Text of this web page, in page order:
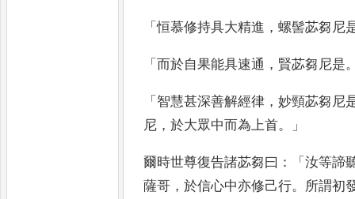
「恒慕修持具大精進 ，螺髻苾芻尼
「而於自果能具速通 ， 賢苾芻尼是
「 智慧甚深善解經律 ，妙頸苾芻尼
尼 ，於大眾中而為上首。」
爾時世尊復告諸苾芻曰 ：「汝等諦
薩哥 ，於信心中亦修己行。 所謂初